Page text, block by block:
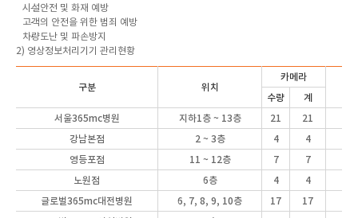
시설안전 및 화재 예방
고객의 안전을 위한 범죄 예방
차량도난 및 파손방지
2) 영상정보처리기기 관리현황
구분 위치
카메라
수량
계
서울365mc병원
지하1층 ~ 13층 21 21
강남본점
2 ~ 3층 4 4
영등포점
11 ~ 12층 7 7
노원점
6층 4
4
글로벌365mc대전병원 6, 7, 8, 9, 10층 17 17